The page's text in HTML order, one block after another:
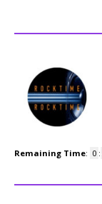
Remaining Time: 0 :